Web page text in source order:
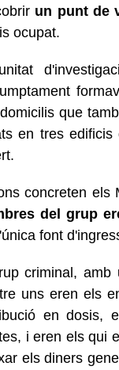
un punt de
ocupat.
que
en tres
concreten els
del grup
font
criminal, amb
uns eren els
en dosis,
i eren els qui
els diners